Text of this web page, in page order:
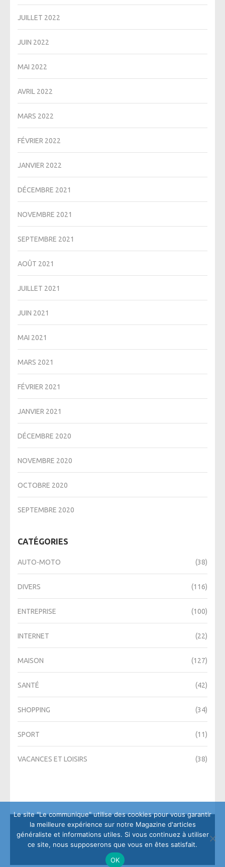
JUILLET 2022
JUIN 2022
MAI 2022
AVRIL 2022
MARS 2022
FÉVRIER 2022
JANVIER 2022
DÉCEMBRE 2021
NOVEMBRE 2021
SEPTEMBRE 2021
AOÛT 2021
JUILLET 2021
JUIN 2021
MAI 2021
MARS 2021
FÉVRIER 2021
JANVIER 2021
DÉCEMBRE 2020
NOVEMBRE 2020
OCTOBRE 2020
SEPTEMBRE 2020
CATÉGORIES
AUTO-MOTO (38)
DIVERS (116)
ENTREPRISE (100)
INTERNET (22)
MAISON (127)
SANTÉ (42)
SHOPPING (34)
SPORT (11)
VACANCES ET LOISIRS (38)
Le site "Le communique" utilise des cookies pour vous garantir
la meilleure expérience sur notre Magazine d'articles
généraliste et informations utiles. Si vous continuez à utiliser
ce site, nous supposerons que vous en êtes satisfait.
OK